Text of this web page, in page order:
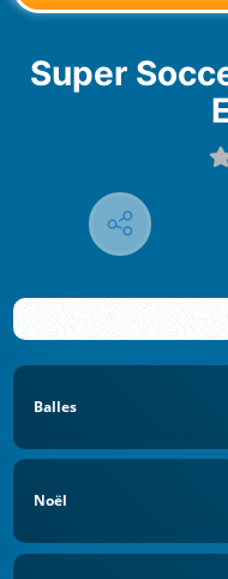
Super Soccer Noggins: Xmas
Balles
Noël